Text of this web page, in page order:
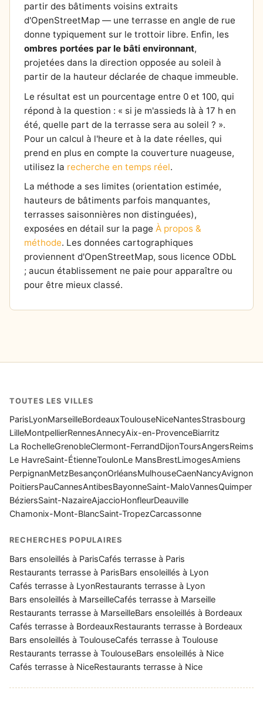
partir des bâtiments voisins extraits
d'OpenStreetMap — une terrasse en angle de rue
donne typiquement sur le trottoir libre. Enfin, les
ombres portées par le bâti environnant,
projetées dans la direction opposée au soleil à
partir de la hauteur déclarée de chaque immeuble.
Le résultat est un pourcentage entre 0 et 100, qui
répond à la question : « si je m'assieds là à 17 h en
été, quelle part de la terrasse sera au soleil ? ».
Pour un calcul à l'heure et à la date réelles, qui
prend en plus en compte la couverture nuageuse,
utilisez la recherche en temps réel.
La méthode a ses limites (orientation estimée,
hauteurs de bâtiments parfois manquantes,
terrasses saisonnières non distinguées),
exposées en détail sur la page À propos &
méthode. Les données cartographiques
proviennent d'OpenStreetMap, sous licence ODbL
; aucun établissement ne paie pour apparaître ou
pour être mieux classé.
TOUTES LES VILLES
ParisLyonMarseilleBordeauxToulouseNiceNantesStrasbourg
LilleMontpellierRennesAnnecyAix-en-ProvenceBiarritz
La RochelleGrenobleClermont-FerrandDijonToursAngersReims
Le HavreSaint-ÉtienneToulonLe MansBrestLimogesAmiens
PerpignanMetzBesançonOrléansMulhouseCaenNancyAvignon
PoitiersPauCannesAntibesBayonneSaint-MaloVannesQuimper
BéziersSaint-NazaireAjaccioHonfleurDeauville
Chamonix-Mont-BlancSaint-TropezCarcassonne
RECHERCHES POPULAIRES
Bars ensoleillés à ParisCafés terrasse à Paris
Restaurants terrasse à ParisBars ensoleillés à Lyon
Cafés terrasse à LyonRestaurants terrasse à Lyon
Bars ensoleillés à MarseilleCafés terrasse à Marseille
Restaurants terrasse à MarseilleBars ensoleillés à Bordeaux
Cafés terrasse à BordeauxRestaurants terrasse à Bordeaux
Bars ensoleillés à ToulouseCafés terrasse à Toulouse
Restaurants terrasse à ToulouseBars ensoleillés à Nice
Cafés terrasse à NiceRestaurants terrasse à Nice